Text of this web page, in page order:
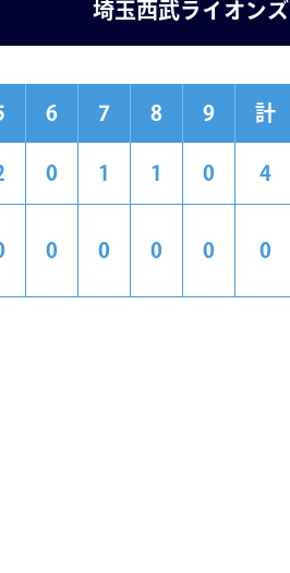
埼玉西武ライオンズ
6 7 8 9 計
0 1 1 0 4
0 0 0 0 0